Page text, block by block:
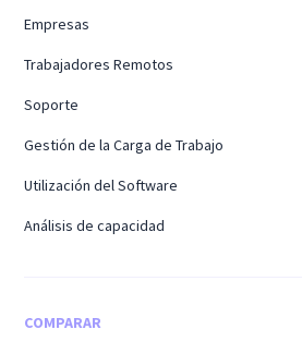
Empresas
Trabajadores Remotos
Soporte
Gestión de la Carga de Trabajo
Utilización del Software
Análisis de capacidad
COMPARAR